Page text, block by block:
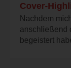
Cover-
Nachdem
anschließend
begeistert